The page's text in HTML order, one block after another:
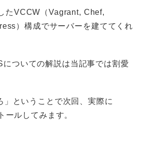
たVCCW（Vagrant, Chef,
）構成でサーバーを建ててくれ
ついての解説は当記事では割愛
」ということで次回、実際に
ールしてみます。